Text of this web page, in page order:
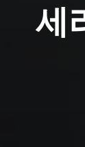
세